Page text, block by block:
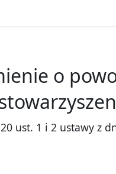
o
ust. 1 i 2 ustawy z